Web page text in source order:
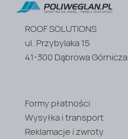
komorowy
Biały
Grubość
[mm]:
10
ROOF SOLUTIONS
ul. Przybylaka 15
41-300 Dąbrowa Górnicza
Formy płatności
Wysyłka i transport
Reklamacje i zwroty